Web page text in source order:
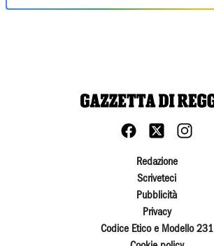
Redazione
Scriveteci
Pubblicità
Privacy
Codice Etico e Modello 231